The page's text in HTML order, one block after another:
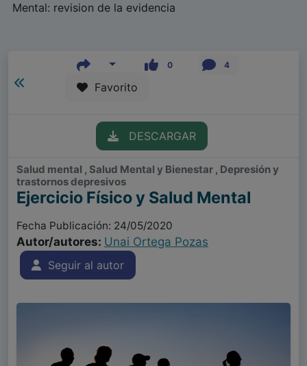
Mental: revision de la evidencia
0 4
Favorito
DESCARGAR
Salud mental , Salud Mental y Bienestar , Depresión y
trastornos depresivos
Ejercicio Físico y Salud Mental
Fecha Publicación: 24/05/2020
Autor/autores: Unai Ortega Pozas
Seguir al autor